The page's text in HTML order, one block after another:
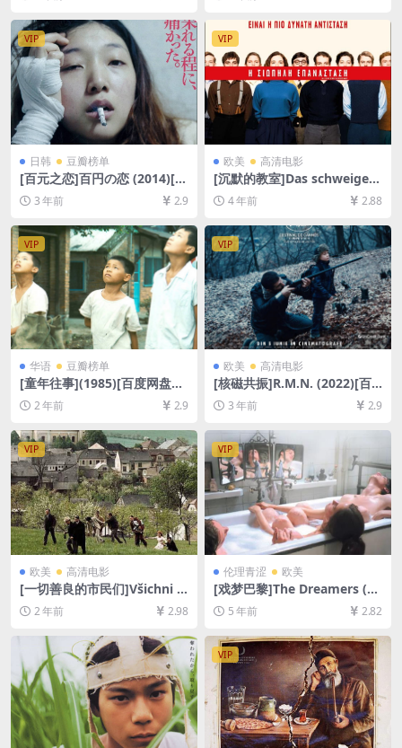
字]
载][MP4/7.2GB][中英字幕]
VIP
日韩 豆瓣榜单
[百元之恋]百円の恋 (2014)[百
度网盘+迅雷云盘资源1080P
超清未删减][MP4/6GB][日语
3 年前 2.9
VIP
欧美 高清电影
[沉默的教室]Das schweigen
de Klassenzimmer (2018)
[百度网盘+迅雷云盘资源1080
文字幕]
4 年前 2.88
VIP
华语 豆瓣榜单
[童年往事](1985)[百度网盘
+夸克网盘1080P超清未删减
资源][网盘在线播放/下载][MP
4/8GB][中文字幕]
2 年前 2.9
VIP
欧美 高清电影
[核磁共振]R.M.N. (2022)[百
度网盘+夸克网盘1080P超清
未删减资源][网盘在线播放/下
载][MP4/8.3GB][中文字幕]
3 年前 2.9
VIP
欧美 高清电影
[一切善良的市民们]Všichni d
obří rodáci (1969)[百度网盘
+夸克网盘1080P超清未删减
资源][网盘在线播放/下载][MP
4/8GB][中文字幕]
2 年前 2.98
VIP
伦理青涩 欧美
[戏梦巴黎]The Dreamers (20
03)[百度网盘+迅雷云盘资源未
删减1080P超清][MP4/6.5GB]
[中英字幕]【手机在线无法观
看，请下载防和谐压缩包（含
解压密码）】
5 年前 2.82
VIP